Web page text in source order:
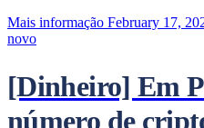
Mais informação February 17,
novo
[Dinheiro] Em
número de